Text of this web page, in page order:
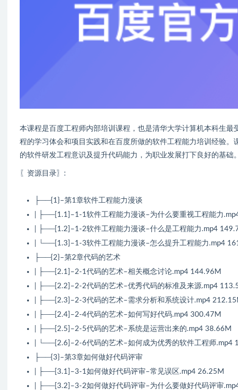
本课程是百度工程师内部培训课程，也是清华大学计算机本科生
程的学习体会和项目实践和在百度所做的软件工程能力培训经验
的软件研发工程意识及提升代码能力，为职业发展打下良好的基础。
〖资源目录〗:
├──{1}–第1章软件工程能力漫谈
| ├──[1.1]–1-1软件工程能力漫谈–为什么要重视工程能力
| ├──[1.2]–1-2软件工程能力漫谈–什么是工程能力.mp4
| └──[1.3]–1-3软件工程能力漫谈–怎么提升工程能力.mp4
├──{2}–第2章代码的艺术
| ├──[2.1]–2-1代码的艺术–相关概念讨论.mp4 144.96M
| ├──[2.2]–2-2代码的艺术–优秀代码的标准及来源.mp4
| ├──[2.3]–2-3代码的艺术–需求分析和系统设计.mp4
| ├──[2.4]–2-4代码的艺术–如何写好代码.mp4 300.47M
| ├──[2.5]–2-5代码的艺术–系统是运营出来的.mp4 38.66M
| └──[2.6]–2-6代码的艺术–如何成为优秀的软件工程师.mp4
├──{3}–第3章如何做好代码评审
| ├──[3.1]–3-1如何做好代码评审–常见误区.mp4 26.25M
| ├──[3.2]–3-2如何做好代码评审–为什么要做好代码评审